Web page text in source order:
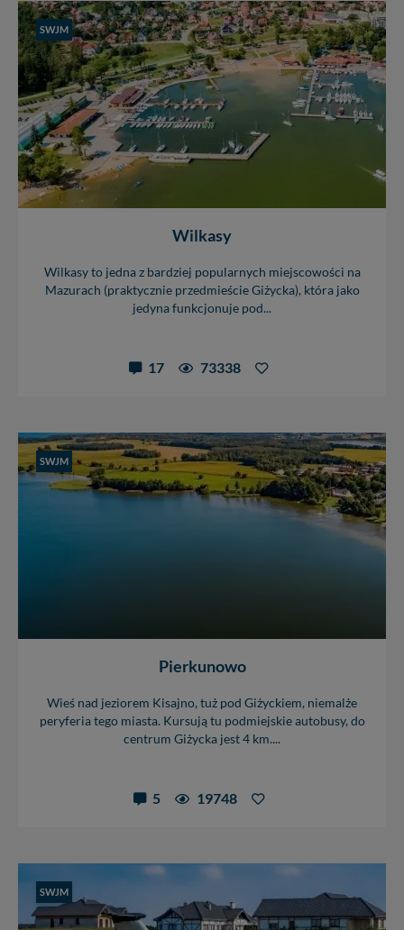
SWJM
Wilkasy
Wilkasy to jedna z bardziej popularnych miejscowości na
Mazurach (praktycznie przedmieście Giżycka), która jako
jedyna funkcjonuje pod...
17 73338
SWJM
Pierkunowo
Wieś nad jeziorem Kisajno, tuż pod Giżyckiem, niemalże
peryferia tego miasta. Kursują tu podmiejskie autobusy, do
centrum Giżycka jest 4 km....
5 19748
SWJM